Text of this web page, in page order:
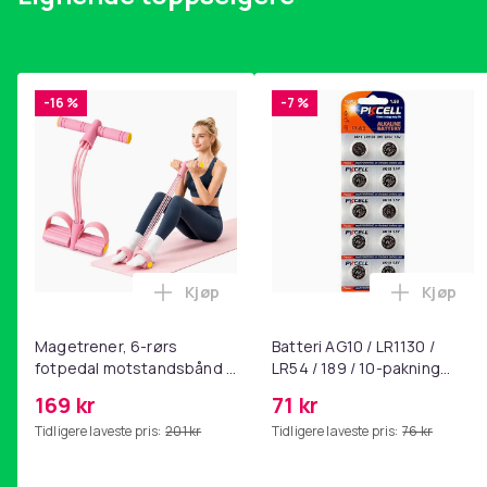
-16 %
Magetrener, 6-rørs
fotpedal motstandsbånd -
yoga og
hjemmegymnastikk Pink
169 kr
Tidligere laveste pris: 201 kr
Legg Magetrener, 6-rørs fotpedal
Kjøp
-7 %
Batteri AG10 / LR1130 /
LR54 / 189 / 10-pakning
71 kr
Tidligere laveste pris: 76 kr
Legg
Kjøp